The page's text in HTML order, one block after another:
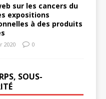
sur les cancers du
expositions
à des produits
2020 0
SOUS-